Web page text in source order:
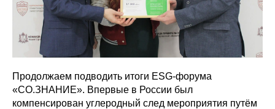
Продолжаем подводить итоги ESG-форума
«СО.ЗНАНИЕ». Впервые в России был
компенсирован углеродный след мероприятия путём